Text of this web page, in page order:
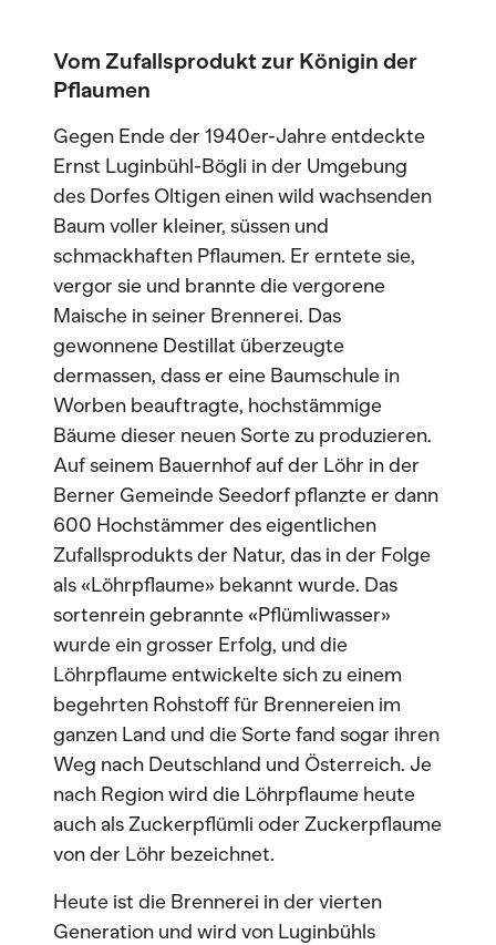
Vom Zufallsprodukt zur Königin der
Pflaumen
Gegen Ende der 1940er-Jahre entdeckte
Ernst Luginbühl-Bögli in der Umgebung
des Dorfes Oltigen einen wild wachsenden
Baum voller kleiner, süssen und
schmackhaften Pflaumen. Er erntete sie,
vergor sie und brannte die vergorene
Maische in seiner Brennerei. Das
gewonnene Destillat überzeugte
dermassen, dass er eine Baumschule in
Worben beauftragte, hochstämmige
Bäume dieser neuen Sorte zu produzieren.
Auf seinem Bauernhof auf der Löhr in der
Berner Gemeinde Seedorf pflanzte er dann
600 Hochstämmer des eigentlichen
Zufallsprodukts der Natur, das in der Folge
als «Löhrpflaume» bekannt wurde. Das
sortenrein gebrannte «Pflümliwasser»
wurde ein grosser Erfolg, und die
Löhrpflaume entwickelte sich zu einem
begehrten Rohstoff für Brennereien im
ganzen Land und die Sorte fand sogar ihren
Weg nach Deutschland und Österreich. Je
nach Region wird die Löhrpflaume heute
auch als Zuckerpflümli oder Zuckerpflaume
von der Löhr bezeichnet.
Heute ist die Brennerei in der vierten
Generation und wird von Luginbühls